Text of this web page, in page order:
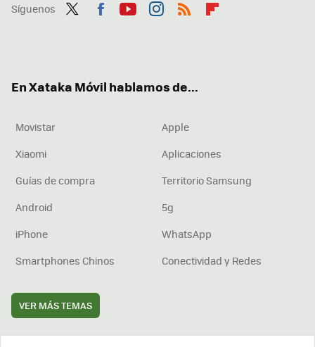
Síguenos
En Xataka Móvil hablamos de...
Movistar
Apple
Xiaomi
Aplicaciones
Guías de compra
Territorio Samsung
Android
5g
iPhone
WhatsApp
Smartphones Chinos
Conectividad y Redes
VER MÁS TEMAS